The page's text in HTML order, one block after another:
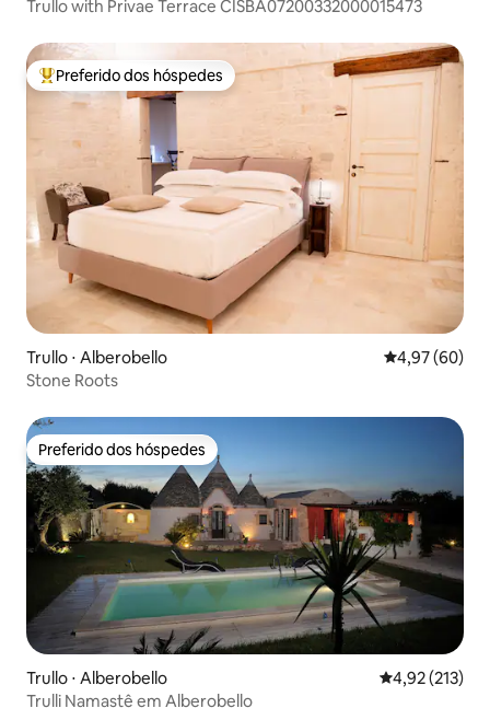
Trullo with Privae Terrace CISBA07200332000015473
Entre os melhores preferidos dos hóspedes
Preferido dos hóspedes
Trullo ⋅ Alberobello 4,97 de uma
4,97 (60)
Stone Roots
Preferido dos hóspedes
Preferido dos hóspedes
Trullo ⋅ Alberobello 4,92 de uma
4,92 (213)
Trulli Namastê em Alberobello